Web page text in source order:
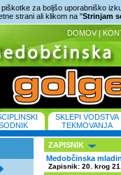
za boljšo uporabniško
strani ali klikom na "Strinjam
DOMOV |
SKLEPI VODSTVA
TEKMOVANJA
ZAPISNIK
Medobčinska
Zapisnik: 20. krog